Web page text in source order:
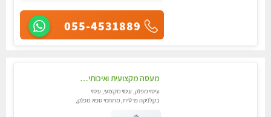
055-4531889
מעסה מקצועית ואיכותית לעיסוי מרגיע ומפנק VIP-מומלץ לחלוטין! פרטי! ​​​​​​ Highly recommended
עיסוי מפנק, עיסוי מקצועי, עיסוי
בקלניקה פרטית, מתחמי ספא מפנק,